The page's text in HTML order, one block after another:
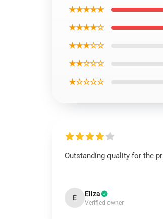
★★★★★
★★★★☆
★★★☆☆
★★☆☆☆
★☆☆☆☆
Outstanding quality for the
E Eliza
Verified owner